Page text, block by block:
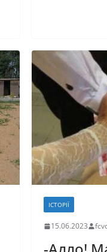
k
ІСТОРІЇ
15.06.2023